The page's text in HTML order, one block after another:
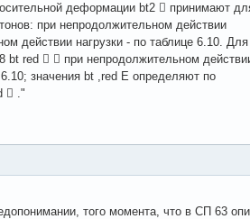
деформации bt2  принимают
при непродолжительном действии
действии нагрузки - по таблице 6.10. Для
bt red   при непродолжительном
значения bt ,red E определяют по
 ."
того момента, что в СП 63